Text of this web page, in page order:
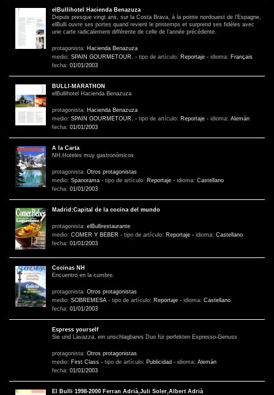
elBullihotel Hacienda Benazuza
Depuis presque vingt ans, sur la Costa Brava, à la pointe nordouest de l’Espagne,
elBulli ouvre ses portes quand revient le printemps et surprend ses fidèles avec
une carte radicalement différente de celle de l’année précédente.
protagonista: Hacienda Benazuza
medio: SPAIN GOURMETOUR. - tipo de artículo: Reportaje - idioma: Français
fecha: 01/01/2003
BULLI-MARATHON
elBullihotel Hacienda Benazuza
protagonista: Hacienda Benazuza
medio: SPAIN GOURMETOUR. - tipo de artículo: Reportaje - idioma: Alemán
fecha: 01/01/2003
A la Carta
NH,Hoteles muy gastronómicos
protagonista: Otros protagonistas
medio: Spanorama - tipo de artículo: Reportaje - idioma: Castellano
fecha: 01/01/2003
Madrid:Capital de la cocina del mundo
protagonista: elBullirestaurante
medio: COMER Y BEBER - tipo de artículo: Reportaje - idioma: Castellano
fecha: 01/01/2003
Cocinas NH
Encuentro en la cumbre.
protagonista: Otros protagonistas
medio: SOBREMESA - tipo de artículo: Reportaje - idioma: Castellano
fecha: 01/01/2003
Espress yourself
Sie und Lavazza, ein unschlagbares Duo für perfekten Espresso-Genuss
protagonista: Otros protagonistas
medio: First Class - tipo de artículo: Publicidad - idioma: Alemán
fecha: 01/01/2003
El Bulli 1998-2000 Ferran Adrià,Juli Soler,Albert Adrià